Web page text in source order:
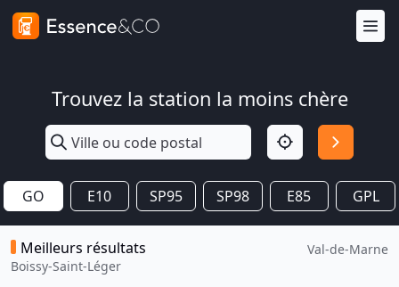
Trouvez la station la moins chère
GO E10 SP95 SP98 E85 GPL
Meilleurs résultats
Boissy-Saint-Léger
Val-de-Marne